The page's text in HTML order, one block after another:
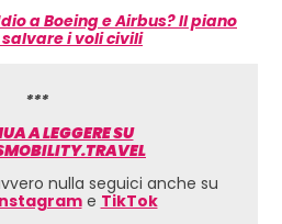
a Boeing e Airbus? Il piano
i voli civili
***
A LEGGERE SU
nulla seguici anche su
e TikTok